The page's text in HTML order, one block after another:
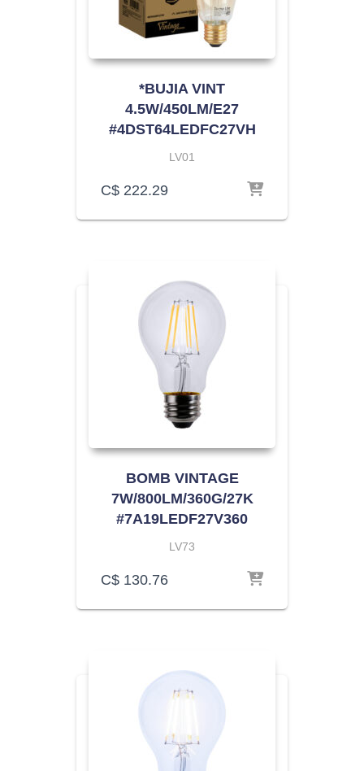
*BUJIA VINT
4.5W/450LM/E27
#4DST64LEDFC27VH
LV01
C$ 222.29
BOMB VINTAGE
7W/800LM/360G/27K
#7A19LEDF27V360
LV73
C$ 130.76